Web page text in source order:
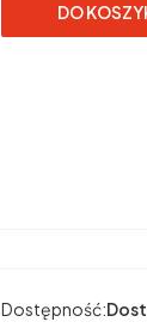
DO
Dostępność: